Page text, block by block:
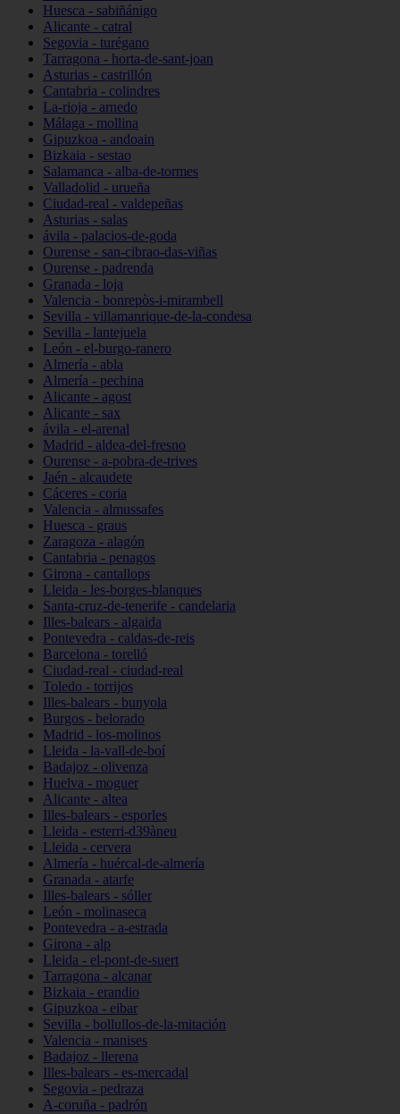
Huesca - sabiñánigo
Alicante - catral
Segovia - turégano
Tarragona - horta-de-sant-joan
Asturias - castrillón
Cantabria - colindres
La-rioja - arnedo
Málaga - mollina
Gipuzkoa - andoain
Bizkaia - sestao
Salamanca - alba-de-tormes
Valladolid - urueña
Ciudad-real - valdepeñas
Asturias - salas
ávila - palacios-de-goda
Ourense - san-cibrao-das-viñas
Ourense - padrenda
Granada - loja
Valencia - bonrepòs-i-mirambell
Sevilla - villamanrique-de-la-condesa
Sevilla - lantejuela
León - el-burgo-ranero
Almería - abla
Almería - pechina
Alicante - agost
Alicante - sax
ávila - el-arenal
Madrid - aldea-del-fresno
Ourense - a-pobra-de-trives
Jaén - alcaudete
Cáceres - coria
Valencia - almussafes
Huesca - graus
Zaragoza - alagón
Cantabria - penagos
Girona - cantallops
Lleida - les-borges-blanques
Santa-cruz-de-tenerife - candelaria
Illes-balears - algaida
Pontevedra - caldas-de-reis
Barcelona - torelló
Ciudad-real - ciudad-real
Toledo - torrijos
Illes-balears - bunyola
Burgos - belorado
Madrid - los-molinos
Lleida - la-vall-de-boí
Badajoz - olivenza
Huelva - moguer
Alicante - altea
Illes-balears - esporles
Lleida - esterri-d39àneu
Lleida - cervera
Almería - huércal-de-almería
Granada - atarfe
Illes-balears - sóller
León - molinaseca
Pontevedra - a-estrada
Girona - alp
Lleida - el-pont-de-suert
Tarragona - alcanar
Bizkaia - erandio
Gipuzkoa - eibar
Sevilla - bollullos-de-la-mitación
Valencia - manises
Badajoz - llerena
Illes-balears - es-mercadal
Segovia - pedraza
A-coruña - padrón